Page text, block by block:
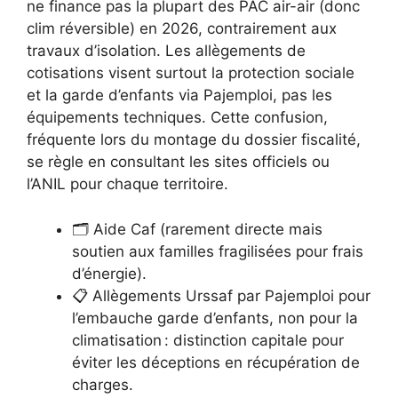
ne finance pas la plupart des PAC air-air (donc
clim réversible) en 2026, contrairement aux
travaux d’isolation. Les allègements de
cotisations visent surtout la protection sociale
et la garde d’enfants via Pajemploi, pas les
équipements techniques. Cette confusion,
fréquente lors du montage du dossier fiscalité,
se règle en consultant les sites officiels ou
l’ANIL pour chaque territoire.
🗂️ Aide Caf (rarement directe mais
soutien aux familles fragilisées pour frais
d’énergie).
📋 Allègements Urssaf par Pajemploi pour
l’embauche garde d’enfants, non pour la
climatisation : distinction capitale pour
éviter les déceptions en récupération de
charges.